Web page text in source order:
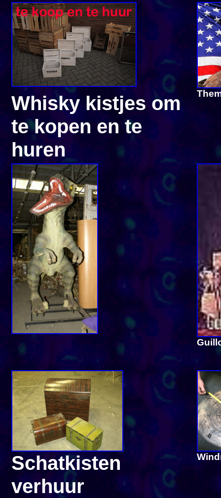
Whisky kistjes om
te kopen en te
huren
Schatkisten
verhuur